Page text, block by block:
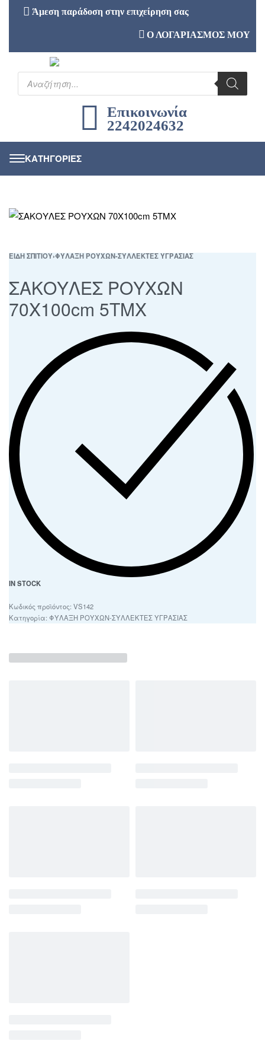
Άμεση παράδοση στην επιχείρηση σας
Ο ΛΟΓΑΡΙΑΣΜΟΣ ΜΟΥ
Επικοινωνία
2242024632
ΕΙΔΗ ΣΠΙΤΙΟΥ›ΦΥΛΑΞΗ ΡΟΥΧΩΝ-ΣΥΛΛΕΚΤΕΣ ΥΓΡΑΣΙΑΣ
ΣΑΚΟΥΛΕΣ ΡΟΥΧΩΝ
70Χ100cm 5ΤΜΧ
IN STOCK
VS142
Κατηγορία: ΦΥΛΑΞΗ ΡΟΥΧΩΝ-ΣΥΛΛΕΚΤΕΣ ΥΓΡΑΣΙΑΣ